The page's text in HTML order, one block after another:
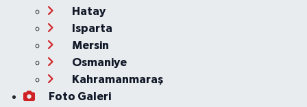
Hatay
Isparta
Mersin
Osmaniye
Kahramanmaraş
Foto Galeri